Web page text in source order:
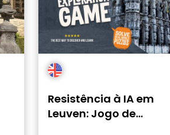
Resistência à IA em
Leuven: Jogo de